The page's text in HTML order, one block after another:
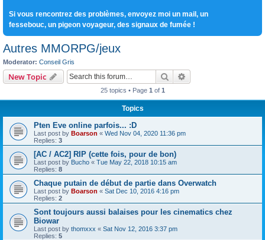
Si vous rencontrez des problèmes, envoyez moi un mail, un
fessebouc, un pigeon voyageur, des signaux de fumée !
Autres MMORPG/jeux
Moderator: Conseil Gris
New Topic Search
25 topics • Page 1 of 1
Topics
Pten Eve online parfois... :D
Last post by Boarson « Wed Nov 04, 2020 11:36 pm
Replies: 3
[AC / AC2] RIP (cette fois, pour de bon)
Last post by Bucho « Tue May 22, 2018 10:15 am
Replies: 8
Chaque putain de début de partie dans Overwatch
Last post by Boarson « Sat Dec 10, 2016 4:16 pm
Replies: 2
Sont toujours aussi balaises pour les cinematics chez
Biowar
Last post by thomxxx « Sat Nov 12, 2016 3:37 pm
Replies: 5